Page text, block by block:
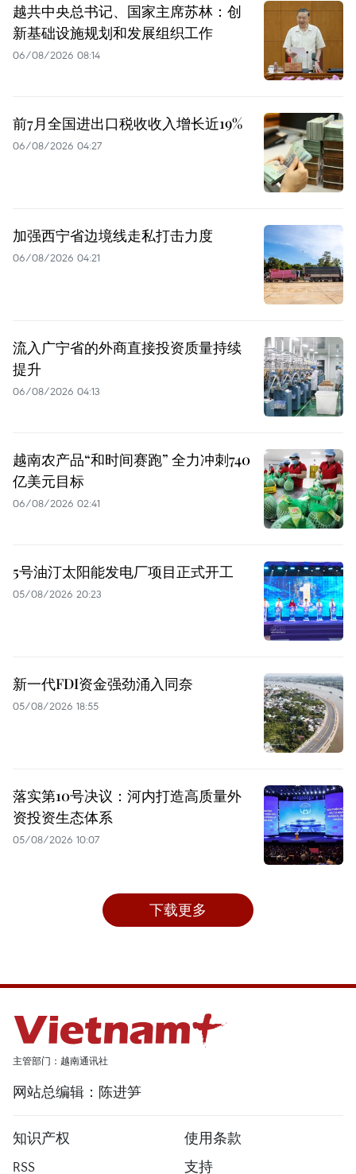
越共中央总书记、国家主席苏林：创
新基础设施规划和发展组织工作
06/08/2026 08:14
前7月全国进出口税收收入增长近19%
06/08/2026 04:27
加强西宁省边境线走私打击力度
06/08/2026 04:21
流入广宁省的外商直接投资质量持续
提升
06/08/2026 04:13
越南农产品“和时间赛跑” 全力冲刺740
亿美元目标
06/08/2026 02:41
5号油汀太阳能发电厂项目正式开工
05/08/2026 20:23
新一代FDI资金强劲涌入同奈
05/08/2026 18:55
落实第10号决议：河内打造高质量外
资投资生态体系
05/08/2026 10:07
下载更多
主管部门：越南通讯社
网站总编辑：陈进笋
知识产权
使用条款
RSS
支持